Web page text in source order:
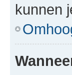
kunnen